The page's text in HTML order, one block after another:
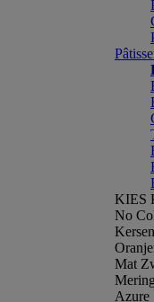
KIES
No
Mat
Azure